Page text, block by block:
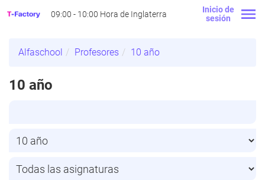
Inicio de
sesión
09:00 - 10:00 Hora de Inglaterra
Alfaschool Profesores 10 año
10 año